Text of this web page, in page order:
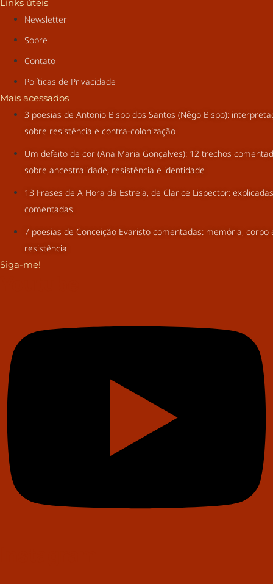
Links úteis
Newsletter
Sobre
Contato
Políticas de Privacidade
Mais acessados
3 poesias de Antonio Bispo dos Santos (Nêgo Bispo):
sobre resistência e contra-colonização
Um defeito de cor (Ana Maria Gonçalves): 12 trechos
sobre ancestralidade, resistência e identidade
13 Frases de A Hora da Estrela, de Clarice Lispector:
comentadas
7 poesias de Conceição Evaristo comentadas: memória, corpo
resistência
Siga-me!